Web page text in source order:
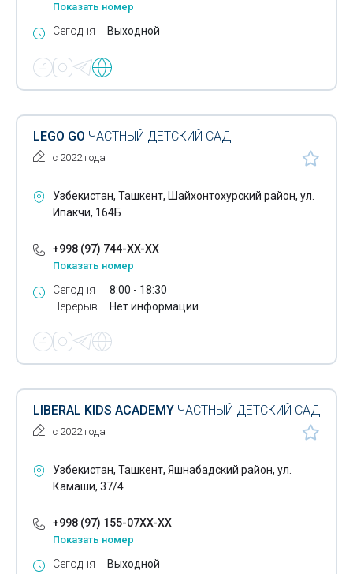
Показать номер
Сегодня Выходной
LEGO GO ЧАСТНЫЙ ДЕТСКИЙ САД
с 2022 года
Узбекистан, Ташкент, Шайхонтохурский район, ул.
Ипакчи, 164Б
+998 (97) 744-XX-XX
Показать номер
Сегодня
Перерыв
8:00 - 18:30
Нет информации
LIBERAL KIDS ACADEMY ЧАСТНЫЙ ДЕТСКИЙ САД
с 2022 года
Узбекистан, Ташкент, Яшнабадский район, ул.
Камаши, 37/4
+998 (97) 155-07XX-XX
Показать номер
Сегодня Выходной